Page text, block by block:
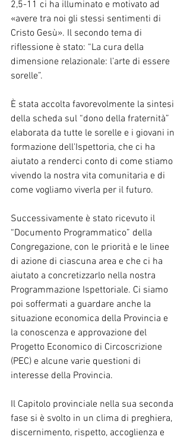
2,5-11 ci ha illuminato e motivato ad
«avere tra noi gli stessi sentimenti di
Cristo Gesù». Il secondo tema di
riflessione è stato: “La cura della
dimensione relazionale: l’arte di essere
sorelle”.
È stata accolta favorevolmente la sintesi
della scheda sul “dono della fraternità”
elaborata da tutte le sorelle e i giovani in
formazione dell'Ispettoria, che ci ha
aiutato a renderci conto di come stiamo
vivendo la nostra vita comunitaria e di
come vogliamo viverla per il futuro.
Successivamente è stato ricevuto il
“Documento Programmatico” della
Congregazione, con le priorità e le linee
di azione di ciascuna area e che ci ha
aiutato a concretizzarlo nella nostra
Programmazione Ispettoriale. Ci siamo
poi soffermati a guardare anche la
situazione economica della Provincia e
la conoscenza e approvazione del
Progetto Economico di Circoscrizione
(PEC) e alcune varie questioni di
interesse della Provincia.
Il Capitolo provinciale nella sua seconda
fase si è svolto in un clima di preghiera,
discernimento, rispetto, accoglienza e